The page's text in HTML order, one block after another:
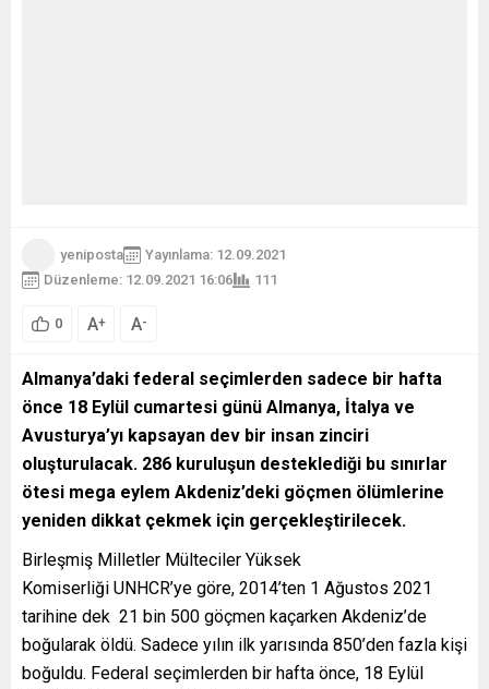
yeniposta
Yayınlama: 12.09.2021
Düzenleme: 12.09.2021 16:06
111
0 A+ A-
Almanya’daki federal seçimlerden sadece bir hafta
önce 18 Eylül cumartesi günü Almanya, İtalya ve
Avusturya’yı kapsayan dev bir insan zinciri
oluşturulacak. 286 kuruluşun desteklediği bu sınırlar
ötesi mega eylem Akdeniz’deki göçmen ölümlerine
yeniden dikkat çekmek için gerçekleştirilecek.
Birleşmiş Milletler Mülteciler Yüksek
Komiserliği UNHCR’ye göre, 2014’ten 1 Ağustos 2021
tarihine dek 21 bin 500 göçmen kaçarken Akdeniz’de
boğularak öldü. Sadece yılın ilk yarısında 850’den fazla kişi
boğuldu. Federal seçimlerden bir hafta önce, 18 Eylül